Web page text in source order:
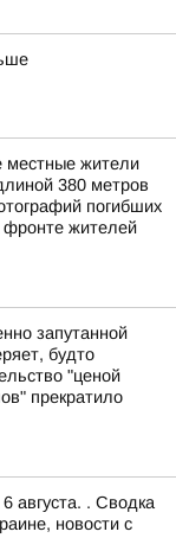
местные жители
380 метров
погибших
фронте жителей
запутанной
будто
"ценой
прекратило
августа. . Сводка
новости с